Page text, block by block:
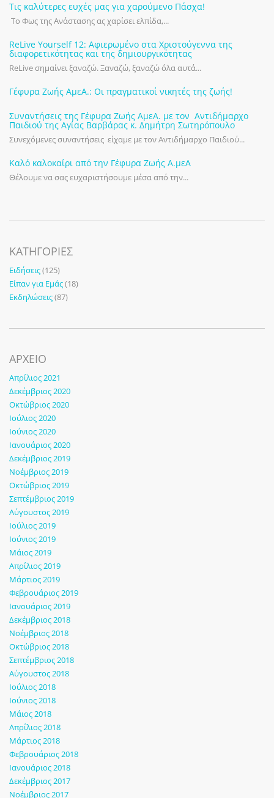
Τις καλύτερες ευχές μας για χαρούμενο Πάσχα!
Το Φως της Ανάστασης ας χαρίσει ελπίδα,...
ReLive Yourself 12: Αφιερωμένο στα Χριστούγεννα της
διαφορετικότητας και της δημιουργικότητας
ReLive σημαίνει ξαναζώ. Ξαναζώ, ξαναζώ όλα αυτά...
Γέφυρα Ζωής ΑμεΑ.: Οι πραγματικοί νικητές της ζωής!
Συναντήσεις της Γέφυρα Ζωής ΑμεΑ. με τον Αντιδήμαρχο
Παιδιού της Αγίας Βαρβάρας κ. Δημήτρη Σωτηρόπουλο
Συνεχόμενες συναντήσεις είχαμε με τον Αντιδήμαρχο Παιδιού...
Καλό καλοκαίρι από την Γέφυρα Ζωής Α.μεΑ
Θέλουμε να σας ευχαριστήσουμε μέσα από την...
KΑΤΗΓΟΡΊΕΣ
Ειδήσεις(125)
Είπαν για Εμάς(18)
Εκδηλώσεις(87)
ΑΡΧΕΙΟ
Απρίλιος 2021
Δεκέμβριος 2020
Οκτώβριος 2020
Ιούλιος 2020
Ιούνιος 2020
Ιανουάριος 2020
Δεκέμβριος 2019
Νοέμβριος 2019
Οκτώβριος 2019
Σεπτέμβριος 2019
Αύγουστος 2019
Ιούλιος 2019
Ιούνιος 2019
Μάιος 2019
Απρίλιος 2019
Μάρτιος 2019
Φεβρουάριος 2019
Ιανουάριος 2019
Δεκέμβριος 2018
Νοέμβριος 2018
Οκτώβριος 2018
Σεπτέμβριος 2018
Αύγουστος 2018
Ιούλιος 2018
Ιούνιος 2018
Μάιος 2018
Απρίλιος 2018
Μάρτιος 2018
Φεβρουάριος 2018
Ιανουάριος 2018
Δεκέμβριος 2017
Νοέμβριος 2017